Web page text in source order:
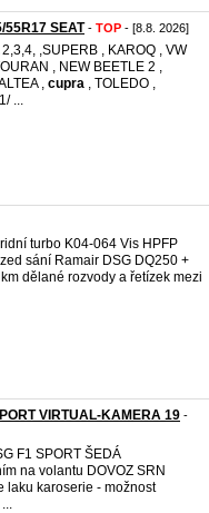
55R17 SEAT- TOP - [8.8. 2026]
,SUPERB , KAROQ , VW
, NEW BEETLE 2 ,
, cupra , TOLEDO ,
...
turbo K04-064 Vis HPFP
sání Ramair DSG DQ250 +
dělané rozvody a řetízek mezi
VIRTUAL-KAMERA 19 -
F1 SPORT ŠEDÁ
na volantu DOVOZ SRN
laku karoserie - možnost